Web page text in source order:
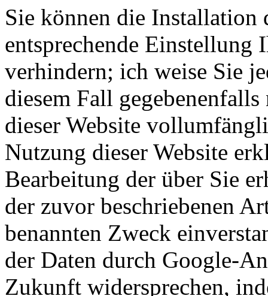
Sie können die Installation
entsprechende Einstellung
verhindern; ich weise Sie
diesem Fall
dieser Website
Nutzung dieser Website
Bearbeitung der über Sie
der zuvor beschriebenen
benannten Zweck
der Daten durch Google-
Zukunft widersprechen,